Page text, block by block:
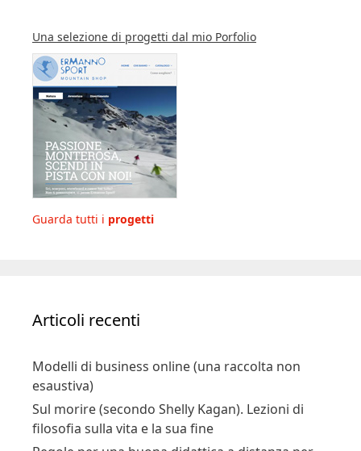
Una selezione di progetti dal mio Porfolio
Guarda tutti i progetti
Articoli recenti
Modelli di business online (una raccolta non
esaustiva)
Sul morire (secondo Shelly Kagan). Lezioni di
filosofia sulla vita e la sua fine